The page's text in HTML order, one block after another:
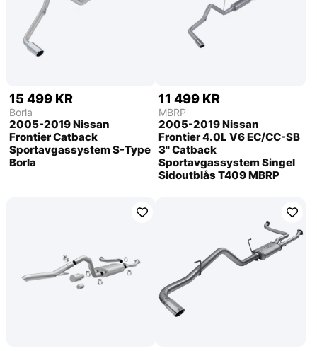
15 499 KR
Borla
2005-2019 Nissan
Frontier Catback
Sportavgassystem S-Type
Borla
11 499 KR
MBRP
2005-2019 Nissan
Frontier 4.0L V6 EC/CC-SB
3'' Catback
Sportavgassystem Singel
Sidoutblås T409 MBRP